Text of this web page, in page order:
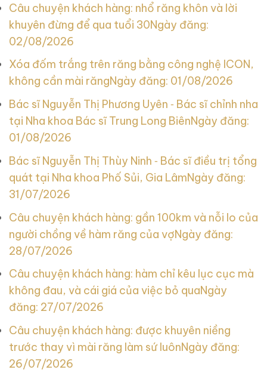
Câu chuyện khách hàng: nhổ răng khôn và lời
khuyên đừng để qua tuổi 30Ngày đăng:
02/08/2026
Xóa đốm trắng trên răng bằng công nghệ ICON,
không cần mài răngNgày đăng: 01/08/2026
Bác sĩ Nguyễn Thị Phương Uyên ‑ Bác sĩ chỉnh nha
tại Nha khoa Bác sĩ Trung Long BiênNgày đăng:
01/08/2026
Bác sĩ Nguyễn Thị Thùy Ninh ‑ Bác sĩ điều trị tổng
quát tại Nha khoa Phố Sủi, Gia LâmNgày đăng:
31/07/2026
Câu chuyện khách hàng: gần 100km và nỗi lo của
người chồng về hàm răng của vợNgày đăng:
28/07/2026
Câu chuyện khách hàng: hàm chỉ kêu lục cục mà
không đau, và cái giá của việc bỏ quaNgày
đăng: 27/07/2026
Câu chuyện khách hàng: được khuyên niềng
trước thay vì mài răng làm sứ luônNgày đăng:
26/07/2026